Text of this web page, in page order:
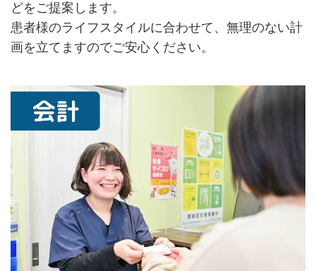
どをご提案します。
患者様のライフスタイルに合わせて、無理のない計
画を立てますのでご安心ください。